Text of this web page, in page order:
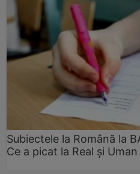
Subiectele la Română la
Ce a picat la Real și